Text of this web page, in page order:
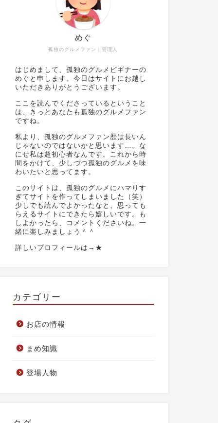
孤独のグルメファン｜管理人
めぐ
はじめまして、孤独のグルメビギナーの
めぐと申します。今日はサイトにお越し
いただきありがとうございます。
ここを読んでくださっているということ
は、きっとあなたも孤独のグルメファン
ですね。
私より、孤独のグルメファン歴は長いん
じゃないのではないかと思います…。な
にせ私は超初心者なんです。これから時
間をかけて、少しづつ孤独のグルメを味
わいたいと思ってます。
このサイトは、孤独のグルメにハマりす
ぎてサイトを作ってしまいました（笑）
少しでも読んでよかったなと、思っても
らえるサイトにできたら嬉しいです。も
しよかったら、コメントくださいね。一
緒に楽しみましょう＾＾
詳しいプロフィールは→ ★
カテゴリー
お店の情報
まめ知識
登場人物